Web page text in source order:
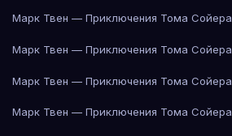
Марк Твен — Приключения Тома Сойера
Марк Твен — Приключения Тома Сойера
Марк Твен — Приключения Тома Сойера
Марк Твен — Приключения Тома Сойера